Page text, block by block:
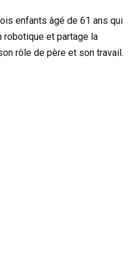
enfants âgé de 61 ans qui
robotique et partage la
rôle de père et son travail.